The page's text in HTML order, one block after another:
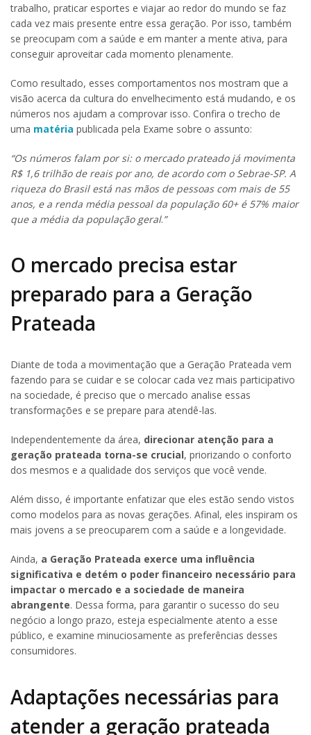
trabalho, praticar esportes e viajar ao redor do mundo se faz
cada vez mais presente entre essa geração. Por isso, também
se preocupam com a saúde e em manter a mente ativa, para
conseguir aproveitar cada momento plenamente.
Como resultado, esses comportamentos nos mostram que a
visão acerca da cultura do envelhecimento está mudando, e os
números nos ajudam a comprovar isso. Confira o trecho de
uma matéria publicada pela Exame sobre o assunto:
“Os números falam por si: o mercado prateado já movimenta
R$ 1,6 trilhão de reais por ano, de acordo com o Sebrae-SP. A
riqueza do Brasil está nas mãos de pessoas com mais de 55
anos, e a renda média pessoal da população 60+ é 57% maior
que a média da população geral.”
O mercado precisa estar
preparado para a Geração
Prateada
Diante de toda a movimentação que a Geração Prateada vem
fazendo para se cuidar e se colocar cada vez mais participativo
na sociedade, é preciso que o mercado analise essas
transformações e se prepare para atendê-las.
Independentemente da área, direcionar atenção para a
geração prateada torna-se crucial, priorizando o conforto
dos mesmos e a qualidade dos serviços que você vende.
Além disso, é importante enfatizar que eles estão sendo vistos
como modelos para as novas gerações. Afinal, eles inspiram os
mais jovens a se preocuparem com a saúde e a longevidade.
Ainda, a Geração Prateada exerce uma influência
significativa e detém o poder financeiro necessário para
impactar o mercado e a sociedade de maneira
abrangente. Dessa forma, para garantir o sucesso do seu
negócio a longo prazo, esteja especialmente atento a esse
público, e examine minuciosamente as preferências desses
consumidores.
Adaptações necessárias para
atender a geração prateada